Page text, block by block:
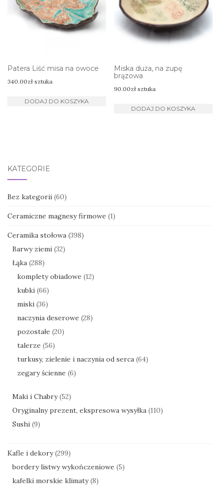
Patera Liść misa na owoce
340.00zł sztuka
DODAJ DO KOSZYKA
Miska duża, na zupę
brązowa
90.00zł sztuka
DODAJ DO KOSZYKA
KATEGORIE
Bez kategorii (60)
Ceramiczne magnesy firmowe (1)
Ceramika stołowa (398)
Barwy ziemi (32)
Łąka (288)
komplety obiadowe (12)
kubki (66)
miski (36)
naczynia deserowe (28)
pozostałe (20)
talerze (56)
turkusy, zielenie i naczynia od serca (64)
zegary ścienne (6)
Maki i Chabry (52)
Oryginalny prezent, ekspresowa wysyłka (110)
Sushi (9)
Kafle i dekory (299)
bordery listwy wykończeniowe (5)
kafelki morskie klimaty (8)